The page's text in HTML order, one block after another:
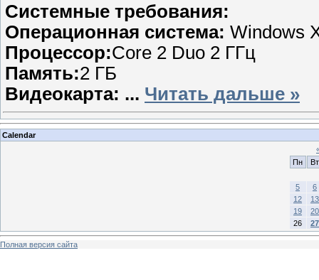
Системные требования:
Операционная система: Windows
Процессор:Core 2 Duo 2 ГГц
Память:2 ГБ
Видеокарта: ... Читать дальше »
Calendar
Пн
Вт
5
6
12
13
19
20
26
27
Полная версия сайта